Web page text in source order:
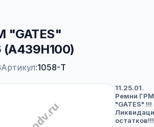
"GATES"
Артикул:1058-Т
11.25.01.
Ремни ГРМ
"GATES" !!!
остатков!!!